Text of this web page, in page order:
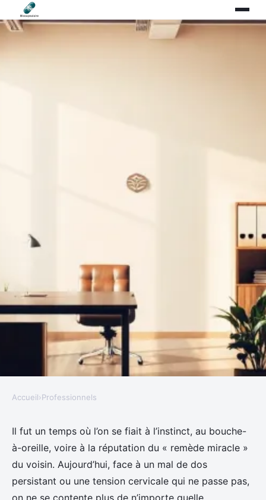
Top conseils pour choisir le bon
ostéopathe à Seyssins
Silvère•06/05/2026 15:35•10 min de lecture
Accueil›Professionnels
Il fut un temps où l’on se fiait à l’instinct, au bouche-
à-oreille, voire à la réputation du « remède miracle »
du voisin. Aujourd’hui, face à un mal de dos
persistant ou une tension cervicale qui ne passe pas,
on ne se contente plus de n’importe quelle